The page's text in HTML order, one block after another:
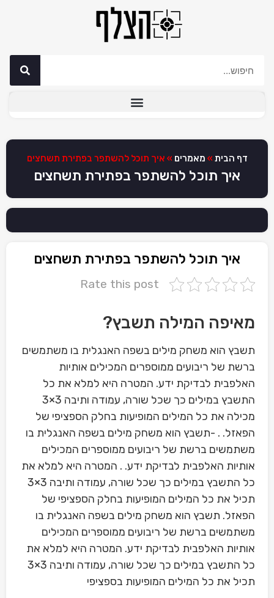
דף הבית » מאמרים » איך תוכל להשתפר בפתירת תשחצים
איך תוכל להשתפר בפתירת תשחצים
איך תוכל להשתפר בפתירת תשחצים
Rate this post
מאיפה המילה תשבץ?
תשבץ הוא משחק מילים בשפה האנגלית בו משתמשים
ברשת של ריבועים ממוספרים המכילים אותיות
האלפבית לבדיקת ידע. המטרה היא למלא את כל
התשבץ במילים כך שכל שורה, עמודה ותיבה 3×3
מכילה את כל המילים המופיעות בחלק הספציפי של
הפאזל. . -תשבץ הוא משחק מילים בשפה האנגלית בו
משתמשים ברשת של ריבועים ממוספרים המכילים
אותיות האלפבית לבדיקת ידע. . המטרה היא למלא את
כל התשבץ במילים כך שכל שורה, עמודה ותיבה 3×3
תכיל את כל המילים המופיעות בחלק הספציפי של
הפאזל. תשבץ הוא משחק מילים בשפה האנגלית בו
משתמשים ברשת של ריבועים ממוספרים המכילים
אותיות האלפבית לבדיקת ידע. המטרה היא למלא את
כל התשבץ במילים כך שכל שורה, עמודה ותיבה 3×3
תכיל את כל המילים המופיעות בספציפי